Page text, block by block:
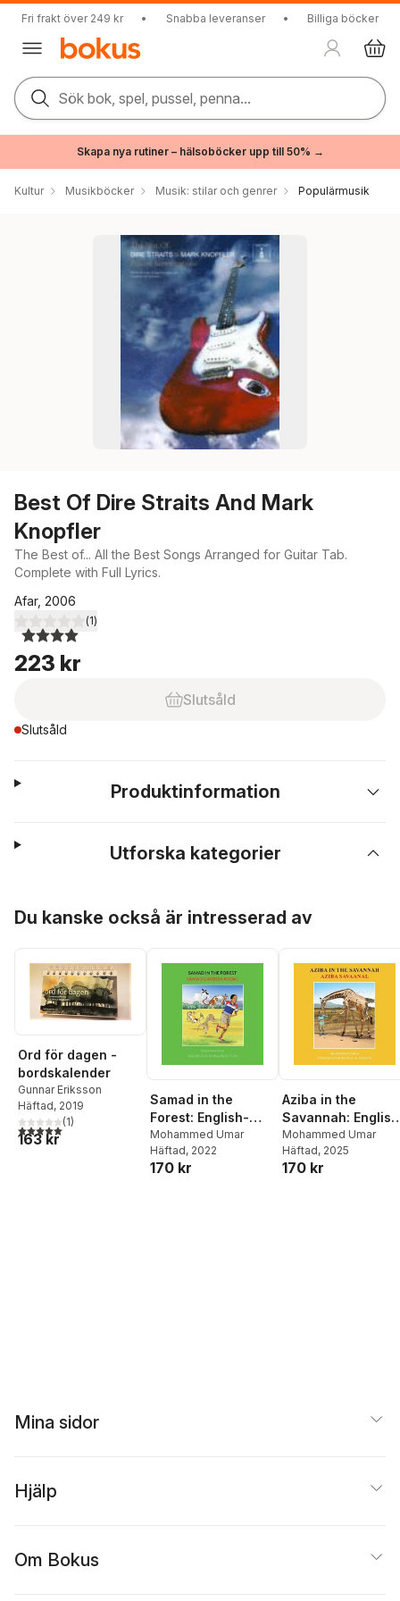
Fri frakt över 249 kr • Snabba leveranser • Billiga böcker
Sök bok, spel, pussel, penna...
Skapa nya rutiner – hälsoböcker upp till 50% →
Kultur Musikböcker Musik: stilar och genrer Populärmusik
Best Of Dire Straits And Mark
Knopfler
The Best of... All the Best Songs Arranged for Guitar Tab.
Complete with Full Lyrics.
Afar, 2006
4,0utav 5 stjärnor. Totalt antal röster:
(1)
223 kr
Slutsåld
Slutsåld
Produktinformation
Utforska kategorier
Du kanske också är intresserad av
Ord för dagen -
bordskalender
Gunnar Eriksson
Häftad, 2019
5,0utav 5 stjärnor. Totalt antal röster:
(1)
163 kr
Samad in the
Forest: English-
Afar Bilingual
Edition
Mohammed Umar
Häftad, 2022
170 kr
Aziba in the
Savannah: English
- Afar Bilingual
Edition
Mohammed Umar
Häftad, 2025
170 kr
Mina sidor
Hjälp
Om Bokus